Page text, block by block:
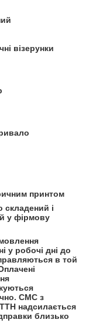
візерунки
принтом
складений і
у фірмову
у робочі дні до
в той
СМС з
надсилається
близько